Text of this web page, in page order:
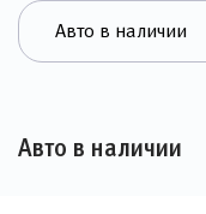
Авто в наличии